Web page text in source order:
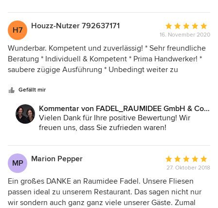
H7 Houzz-Nutzer 792637171
Bewertung:
5
von
5
16. November 2020
Wunderbar. Kompetent und zuverlässig! * Sehr freundliche
Beratung * Individuell & Kompetent * Prima Handwerker! *
saubere zügige Ausführung * Unbedingt weiter zu
Gefällt mir
Kommentar von FADEL_RAUMIDEE GmbH & Co.
KG:
Vielen Dank für Ihre positive Bewertung! Wir
freuen uns, dass Sie zufrieden waren!
MP Marion Pepper
Bewertung:
5
von
5
27. Oktober 2018
Ein großes DANKE an Raumidee Fadel. Unsere Fliesen
passen ideal zu unserem Restaurant. Das sagen nicht nur
wir sondern auch ganz ganz viele unserer Gäste. Zumal